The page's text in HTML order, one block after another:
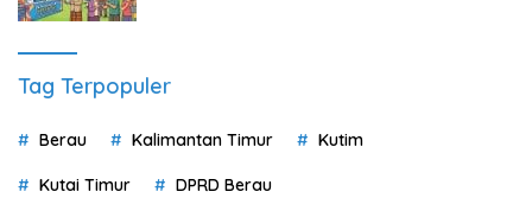
Tag Terpopuler
Berau Kalimantan Timur Kutim
Kutai Timur DPRD Berau